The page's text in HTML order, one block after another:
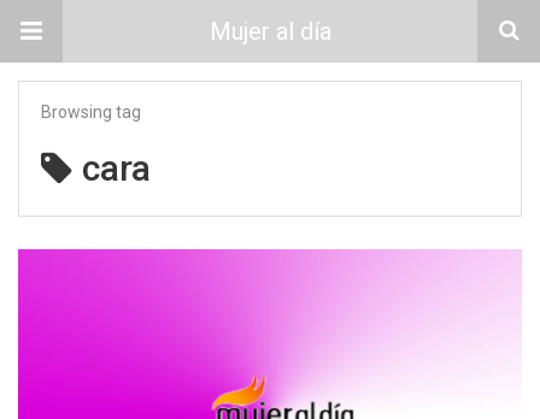
Mujer al día
Browsing tag
cara